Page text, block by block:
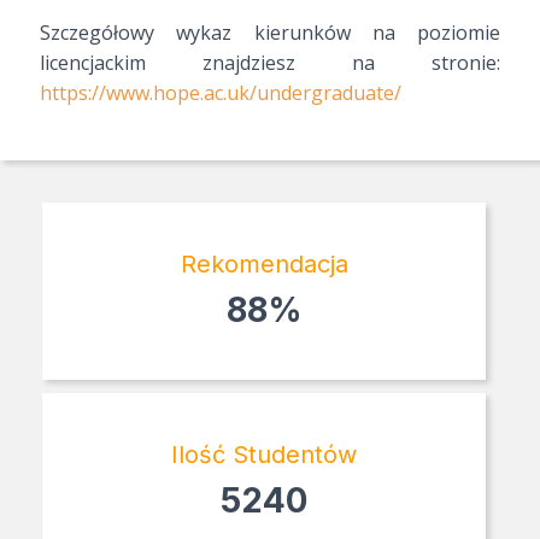
Szczegółowy wykaz kierunków na poziomie
licencjackim znajdziesz na stronie:
https://www.hope.ac.uk/undergraduate/
Rekomendacja
88%
Ilość Studentów
5240